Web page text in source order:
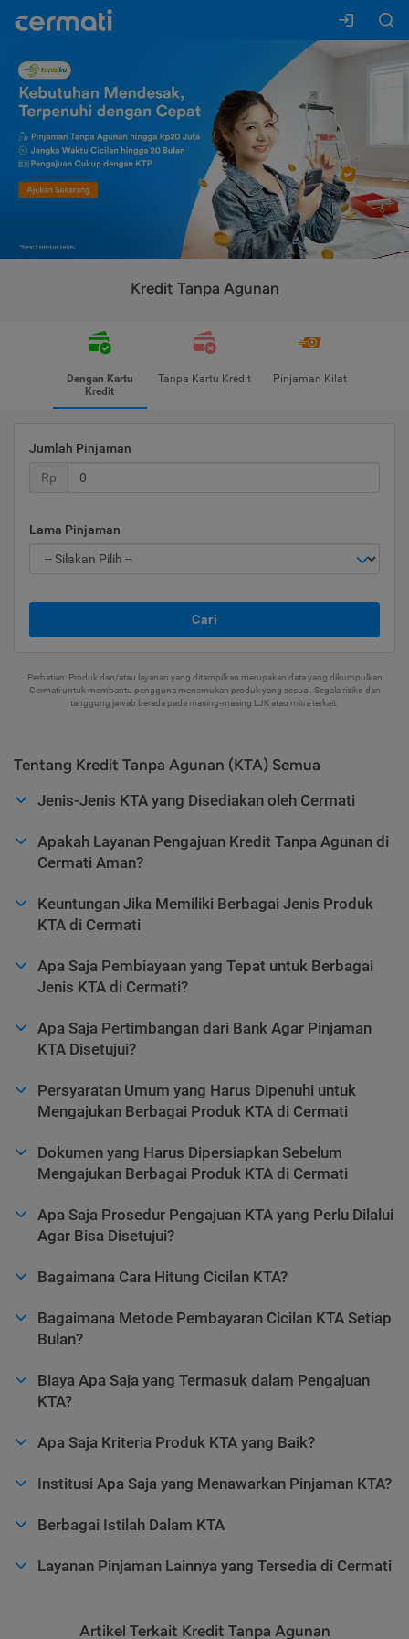
Kredit Tanpa Agunan
Dengan Kartu
Kredit
Tanpa Kartu Kredit Pinjaman Kilat
Jumlah Pinjaman
Rp
Lama Pinjaman
Cari
Perhatian: Produk dan/atau layanan yang ditampilkan merupakan data yang dikumpulkan
Cermati untuk membantu pengguna menemukan produk yang sesuai. Segala risiko dan
tanggung jawab berada pada masing-masing LJK atau mitra terkait.
Tentang Kredit Tanpa Agunan (KTA) Semua
Jenis-Jenis KTA yang Disediakan oleh Cermati
Apakah Layanan Pengajuan Kredit Tanpa Agunan di
Cermati Aman?
Keuntungan Jika Memiliki Berbagai Jenis Produk
KTA di Cermati
Apa Saja Pembiayaan yang Tepat untuk Berbagai
Jenis KTA di Cermati?
Apa Saja Pertimbangan dari Bank Agar Pinjaman
KTA Disetujui?
Persyaratan Umum yang Harus Dipenuhi untuk
Mengajukan Berbagai Produk KTA di Cermati
Dokumen yang Harus Dipersiapkan Sebelum
Mengajukan Berbagai Produk KTA di Cermati
Apa Saja Prosedur Pengajuan KTA yang Perlu Dilalui
Agar Bisa Disetujui?
Bagaimana Cara Hitung Cicilan KTA?
Bagaimana Metode Pembayaran Cicilan KTA Setiap
Bulan?
Biaya Apa Saja yang Termasuk dalam Pengajuan
KTA?
Apa Saja Kriteria Produk KTA yang Baik?
Institusi Apa Saja yang Menawarkan Pinjaman KTA?
Berbagai Istilah Dalam KTA
Layanan Pinjaman Lainnya yang Tersedia di Cermati
Artikel Terkait Kredit Tanpa Agunan